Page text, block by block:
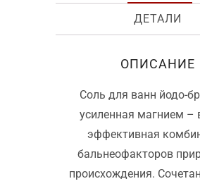
ДЕТАЛИ
ОПИСАНИЕ
Соль для ванн йодо-
усиленная магнием –
эффективная
бальнеофакторов
происхождения.